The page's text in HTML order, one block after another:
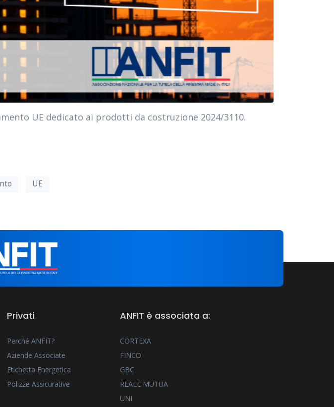
UE dedicato ai prodotti da costruzione 2024/3110.
UE
Privati
Perché ANFIT?
Aziende Associate
Etichetta Energetica
Polizze Assicurative
ANFIT è associata a:
CORTEXA
FINCO
GBC
REALE MUTUA
UNI